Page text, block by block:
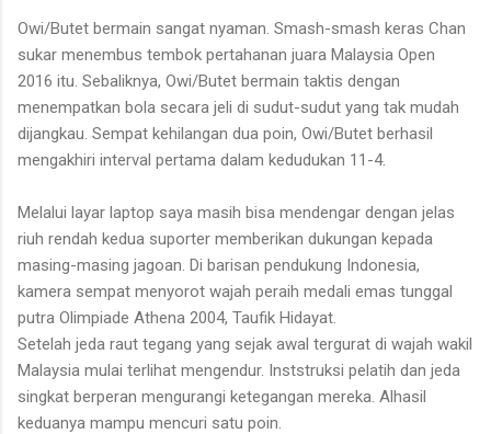
Owi/Butet bermain sangat nyaman. Smash-smash keras Chan
sukar menembus tembok pertahanan juara Malaysia Open
2016 itu. Sebaliknya, Owi/Butet bermain taktis dengan
menempatkan bola secara jeli di sudut-sudut yang tak mudah
dijangkau. Sempat kehilangan dua poin, Owi/Butet berhasil
mengakhiri interval pertama dalam kedudukan 11-4.
Melalui layar laptop saya masih bisa mendengar dengan jelas
riuh rendah kedua suporter memberikan dukungan kepada
masing-masing jagoan. Di barisan pendukung Indonesia,
kamera sempat menyorot wajah peraih medali emas tunggal
putra Olimpiade Athena 2004, Taufik Hidayat.
Setelah jeda raut tegang yang sejak awal tergurat di wajah wakil
Malaysia mulai terlihat mengendur. Inststruksi pelatih dan jeda
singkat berperan mengurangi ketegangan mereka. Alhasil
keduanya mampu mencuri satu poin.